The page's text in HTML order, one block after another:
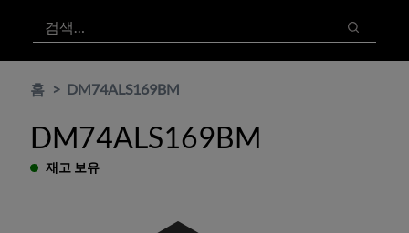
검색
검색
홈 DM74ALS169BM
DM74ALS169BM
재고 보유